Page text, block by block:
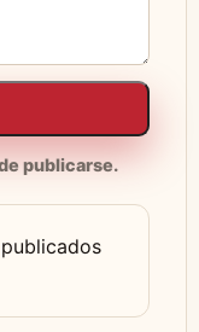
publicarse.